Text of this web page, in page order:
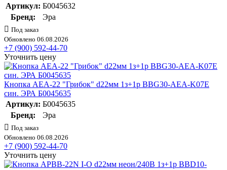
Артикул: Б0045632
Бренд:
Эра
Под заказ
Обновлено 06.08.2026
+7 (900) 592-44-70
Уточнить цену
Кнопка AEA-22 "Грибок" d22мм 1з+1р BBG30-AEA-K07E
син. ЭРА Б0045635
Артикул: Б0045635
Бренд:
Эра
Под заказ
Обновлено 06.08.2026
+7 (900) 592-44-70
Уточнить цену